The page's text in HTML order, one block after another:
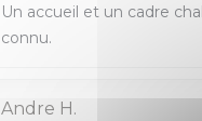
Un accueil et un cadre
connu.
Andre H